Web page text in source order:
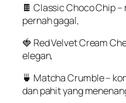
🍫 Classic Choco Chip–
pernahgagal,
🍓 Red Velvet Cream
elegan,
🍵 Matcha Crumble–
danpahityang